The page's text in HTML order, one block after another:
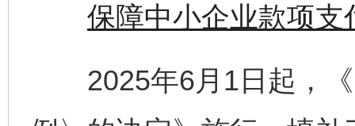
保障中小企业款项
2025年6月1日起，《